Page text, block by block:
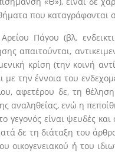
που καταγράφονται
Πάγου (βλ.
απαιτούνται,
κρίση (την κοινή
την έννοια του
αφετέρου δε, τη
αναληθείας, ενώ η
είναι ψευδές
δε τη διάταξη του
οικογενειακού ή του